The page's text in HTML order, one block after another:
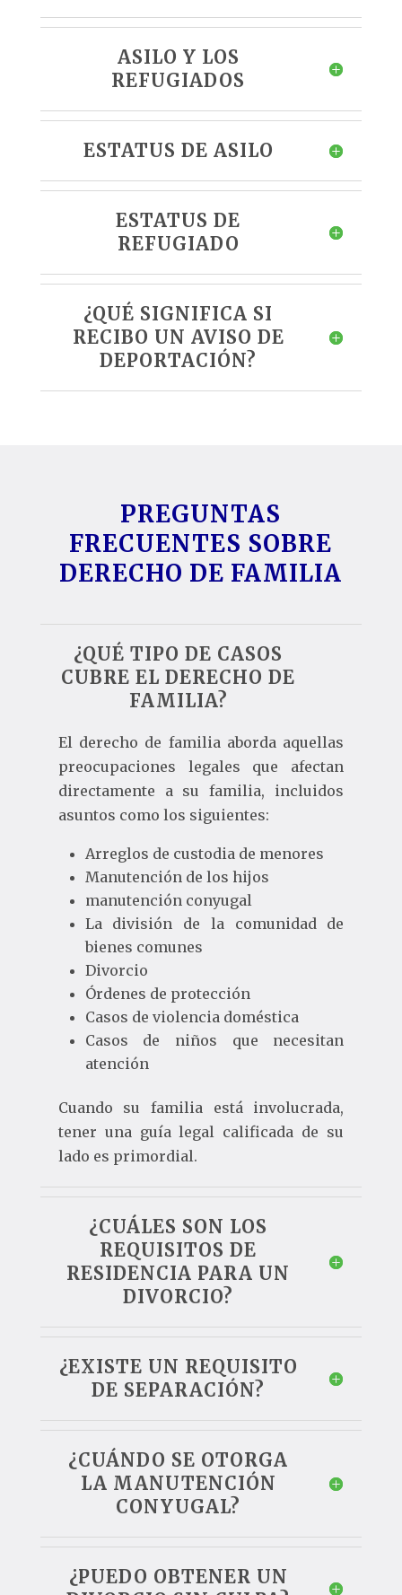
ASILO Y LOS
REFUGIADOS
ESTATUS DE ASILO
ESTATUS DE
REFUGIADO
¿QUÉ SIGNIFICA SI
RECIBO UN AVISO DE
DEPORTACIÓN?
PREGUNTAS
FRECUENTES SOBRE
DERECHO DE FAMILIA
¿QUÉ TIPO DE CASOS
CUBRE EL DERECHO DE
FAMILIA?
El derecho de familia aborda aquellas
preocupaciones legales que afectan
directamente a su familia, incluidos
asuntos como los siguientes:
Arreglos de custodia de menores
Manutención de los hijos
manutención conyugal
La división de la comunidad de
bienes comunes
Divorcio
Órdenes de protección
Casos de violencia doméstica
Casos de niños que necesitan
atención
Cuando su familia está involucrada,
tener una guía legal calificada de su
lado es primordial.
¿CUÁLES SON LOS
REQUISITOS DE
RESIDENCIA PARA UN
DIVORCIO?
¿EXISTE UN REQUISITO
DE SEPARACIÓN?
¿CUÁNDO SE OTORGA
LA MANUTENCIÓN
CONYUGAL?
¿PUEDO OBTENER UN